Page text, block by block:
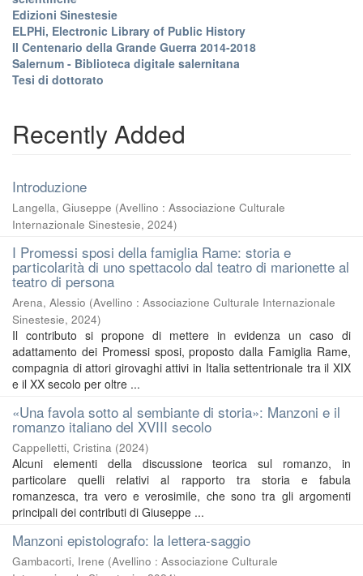
Edizioni Sinestesie
ELPHi, Electronic Library of Public History
Il Centenario della Grande Guerra 2014-2018
Salernum - Biblioteca digitale salernitana
Tesi di dottorato
Recently Added
Introduzione
Langella, Giuseppe (Avellino : Associazione Culturale
Internazionale Sinestesie, 2024)
I Promessi sposi della famiglia Rame: storia e
particolarità di uno spettacolo dal teatro di marionette al
teatro di persona
Arena, Alessio (Avellino : Associazione Culturale Internazionale
Sinestesie, 2024)
Il contributo si propone di mettere in evidenza un caso di
adattamento dei Promessi sposi, proposto dalla Famiglia Rame,
compagnia di attori girovaghi attivi in Italia settentrionale tra il XIX
e il XX secolo per oltre ...
«Una favola sotto al sembiante di storia»: Manzoni e il
romanzo italiano del XVIII secolo
Cappelletti, Cristina (2024)
Alcuni elementi della discussione teorica sul romanzo, in
particolare quelli relativi al rapporto tra storia e fabula
romanzesca, tra vero e verosimile, che sono tra gli argomenti
principali dei contributi di Giuseppe ...
Manzoni epistolografo: la lettera-saggio
Gambacorti, Irene (Avellino : Associazione Culturale